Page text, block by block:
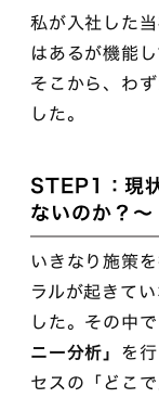
私が入社した
はあるが機能
そこから、わ
した。
STEP1：現
ないのか？〜
いきなり施策
ラルが起きて
した。その中で
ニー分析」 を
セスの「どこ